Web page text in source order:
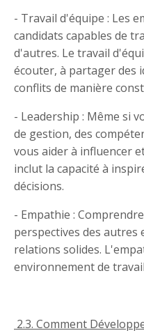
- Travail d'équipe : Les
candidats capables de
d'autres. Le travail
écouter, à partager des
conflits de manière
- Leadership : Même si
de gestion, des
vous aider à influencer
inclut la capacité à
décisions.
- Empathie :
perspectives des
relations solides.
environnement de
2.3. Comment